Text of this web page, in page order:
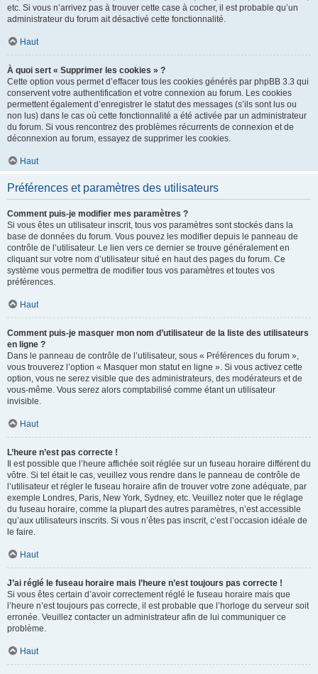
etc. Si vous n’arrivez pas à trouver cette case à cocher, il est probable qu’un
administrateur du forum ait désactivé cette fonctionnalité.
Haut
À quoi sert « Supprimer les cookies » ?
Cette option vous permet d’effacer tous les cookies générés par phpBB 3.3 qui
conservent votre authentification et votre connexion au forum. Les cookies
permettent également d’enregistrer le statut des messages (s’ils sont lus ou
non lus) dans le cas où cette fonctionnalité a été activée par un administrateur
du forum. Si vous rencontrez des problèmes récurrents de connexion et de
déconnexion au forum, essayez de supprimer les cookies.
Haut
Préférences et paramètres des utilisateurs
Comment puis-je modifier mes paramètres ?
Si vous êtes un utilisateur inscrit, tous vos paramètres sont stockés dans la
base de données du forum. Vous pouvez les modifier depuis le panneau de
contrôle de l’utilisateur. Le lien vers ce dernier se trouve généralement en
cliquant sur votre nom d’utilisateur situé en haut des pages du forum. Ce
système vous permettra de modifier tous vos paramètres et toutes vos
préférences.
Haut
Comment puis-je masquer mon nom d’utilisateur de la liste des utilisateurs
en ligne ?
Dans le panneau de contrôle de l’utilisateur, sous « Préférences du forum »,
vous trouverez l’option « Masquer mon statut en ligne ». Si vous activez cette
option, vous ne serez visible que des administrateurs, des modérateurs et de
vous-même. Vous serez alors comptabilisé comme étant un utilisateur
invisible.
Haut
L’heure n’est pas correcte !
Il est possible que l’heure affichée soit réglée sur un fuseau horaire différent du
vôtre. Si tel était le cas, veuillez vous rendre dans le panneau de contrôle de
l’utilisateur et régler le fuseau horaire afin de trouver votre zone adéquate, par
exemple Londres, Paris, New York, Sydney, etc. Veuillez noter que le réglage
du fuseau horaire, comme la plupart des autres paramètres, n’est accessible
qu’aux utilisateurs inscrits. Si vous n’êtes pas inscrit, c’est l’occasion idéale de
le faire.
Haut
J’ai réglé le fuseau horaire mais l’heure n’est toujours pas correcte !
Si vous êtes certain d’avoir correctement réglé le fuseau horaire mais que
l’heure n’est toujours pas correcte, il est probable que l’horloge du serveur soit
erronée. Veuillez contacter un administrateur afin de lui communiquer ce
problème.
Haut